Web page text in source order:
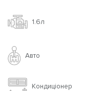
1.6л
Авто
Кондиціонер